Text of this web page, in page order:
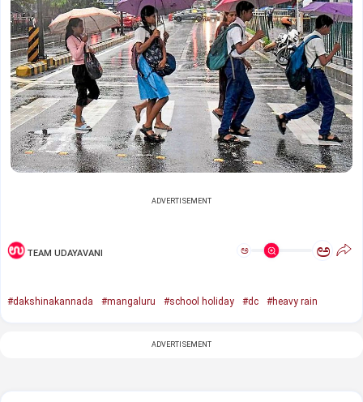
ADVERTISEMENT
TEAM UDAYAVANI ಅ ಅ
#dakshinakannada #mangaluru #school holiday #dc #heavy rain
ADVERTISEMENT